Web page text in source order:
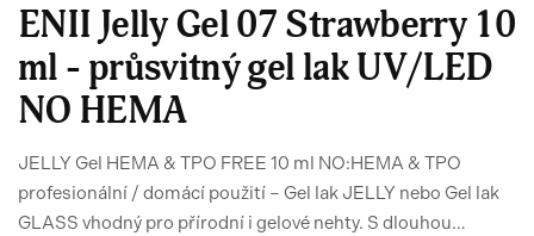
ENII Jelly Gel 07 Strawberry 10
ml - průsvitný gel lak UV/LED
NO HEMA
JELLY Gel HEMA & TPO FREE 10 ml NO:HEMA & TPO
profesionální / domácí použití – Gel lak JELLY nebo Gel lak
GLASS vhodný pro přírodní i gelové nehty. S dlouhou